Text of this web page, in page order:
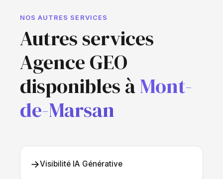
NOS AUTRES SERVICES
Autres services
Agence GEO
disponibles àMont-
de-Marsan
→Visibilité IA Générative